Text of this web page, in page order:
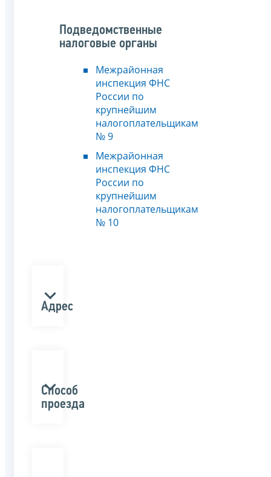
Подведомственные
налоговые органы
Межрайонная
инспекция ФНС
России по
крупнейшим
налогоплательщикам
№ 9
Межрайонная
инспекция ФНС
России по
крупнейшим
налогоплательщикам
№ 10
Адрес
Способ
проезда